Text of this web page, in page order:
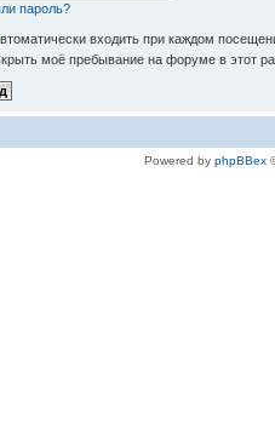
пароль?
входить при каждом
моё пребывание на форуме в этот
Powered by phpBBex